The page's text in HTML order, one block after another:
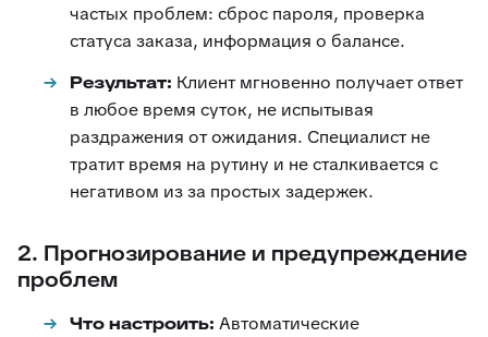
частых проблем: сброс пароля, проверка
статуса заказа, информация о балансе.
Результат: Клиент мгновенно получает ответ
в любое время суток, не испытывая
раздражения от ожидания. Специалист не
тратит время на рутину и не сталкивается с
негативом из за простых задержек.
2. Прогнозирование и предупреждение
проблем
Что настроить: Автоматические